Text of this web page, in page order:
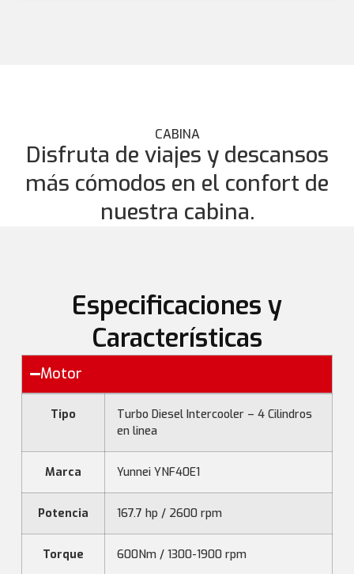
CABINA
Disfruta de viajes y descansos
más cómodos en el confort de
nuestra cabina.
Especificaciones y
Características
Motor
Tipo
Turbo Diesel Intercooler – 4 Cilindros
en linea
Marca Yunnei YNF40E1
Potencia 167.7 hp / 2600 rpm
Torque 600Nm / 1300-1900 rpm